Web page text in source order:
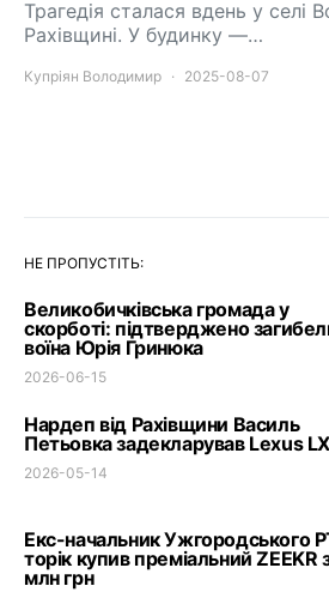
Трагедія сталася вдень у селі
Рахівщині. У будинку —…
Купріян Володимир 2025-08-07
НЕ ПРОПУСТІТЬ:
Великобичківська громада у
скорботі: підтверджено
воїна Юрія Гринюка
2026-06-15
Нардеп від Рахівщини Василь
Петьовка задекларував Lexus
2026-05-14
Екс-начальник Ужгородського
торік купив преміальний ZEEKR
млн грн